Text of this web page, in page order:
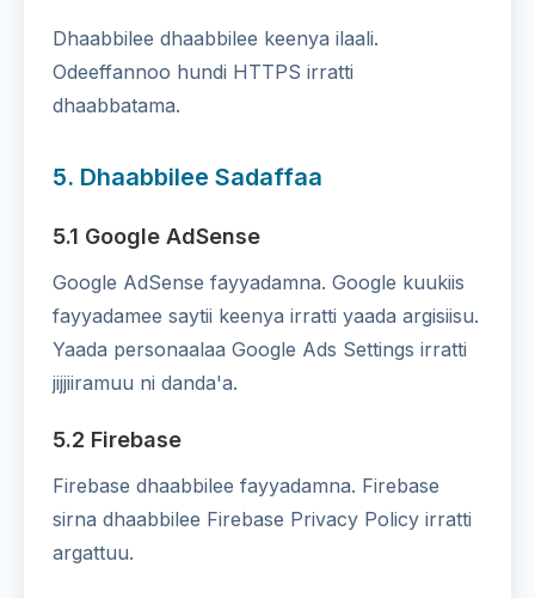
Dhaabbilee dhaabbilee keenya ilaali.
Odeeffannoo hundi HTTPS irratti
dhaabbatama.
5. Dhaabbilee Sadaffaa
5.1 Google AdSense
Google AdSense fayyadamna. Google kuukiis
fayyadamee saytii keenya irratti yaada argisiisu.
Yaada personaalaa Google Ads Settings irratti
jijjiiramuu ni danda'a.
5.2 Firebase
Firebase dhaabbilee fayyadamna. Firebase
sirna dhaabbilee Firebase Privacy Policy irratti
argattuu.